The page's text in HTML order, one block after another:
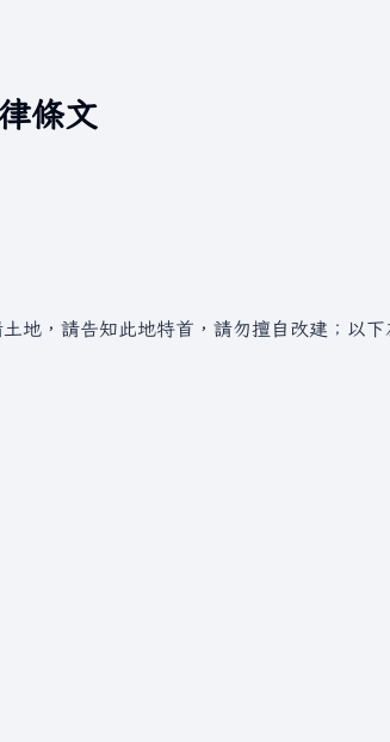
條文
地，請告知此地特首，請勿擅自改建；以下